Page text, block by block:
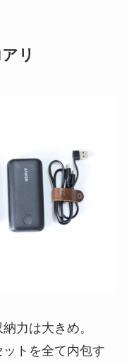
リ
力は大きめ。
ットを全て内包す